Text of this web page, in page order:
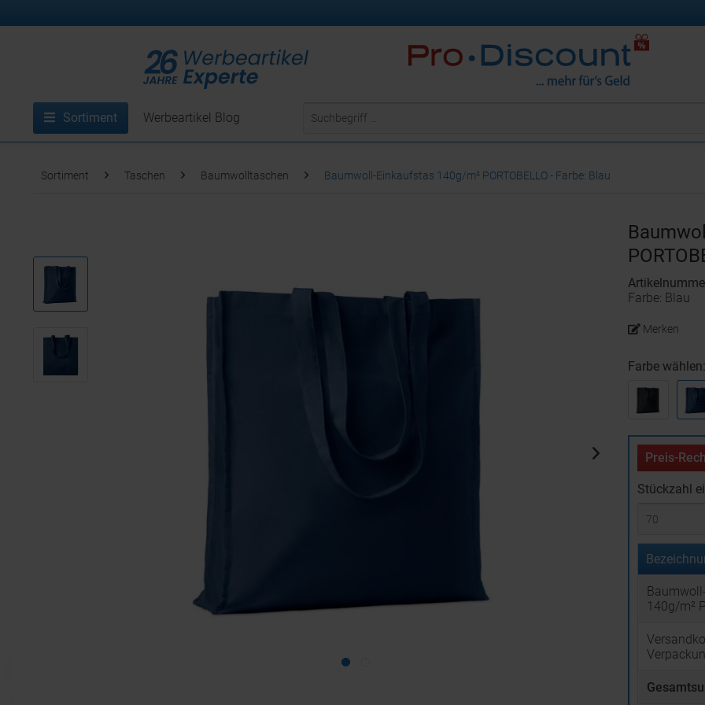
Sortiment Werbeartikel Blog
Sortiment Taschen Baumwolltaschen Baumwoll-Einkaufstas 140g/m² PORTOBELLO - Farbe: Blau
Farbe: Blau
Merken
Farbe wählen:
Preis-
Stückzahl
140g/m²